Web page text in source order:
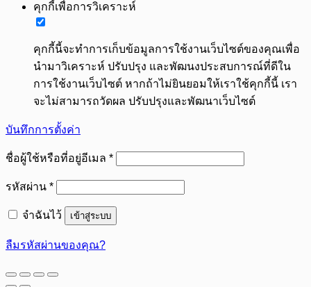
คุกกี้เพื่อการวิเคราะห์
คุกกี้นี้จะทำการเก็บข้อมูลการใช้งานเว็บไซต์ของคุณเพื่อ
นำมาวิเคราะห์ ปรับปรุง และพัฒนงประสบการณ์ที่ดีใน
การใช้งานเว็บไซต์ หากถ้าไม่ยินยอมให้เราใช้คุกกี้นี้ เรา
จะไม่สามารถวัดผล ปรับปรุงและพัฒนาเว็บไซต์
บันทึกการตั้งค่า
ชื่อผู้ใช้หรือที่อยู่อีเมล *ต้องการ
รหัสผ่าน *ต้องการ
จำฉันไว้ เข้าสู่ระบบ
ลืมรหัสผ่านของคุณ?